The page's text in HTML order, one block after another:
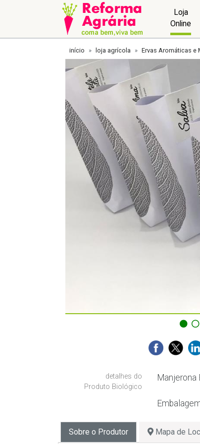
Loja
Online
início loja agrícola Ervas Aromáticas e
detalhes do
Produto Biológico
Manjerona
Sobre o Produtor Mapa de